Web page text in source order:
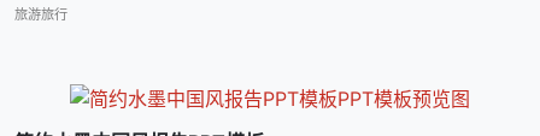
旅游旅行